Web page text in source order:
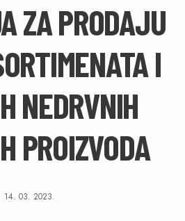
ZA PRODAJU
I
NEDRVNIH
PROIZVODA
14. 03. 2023.